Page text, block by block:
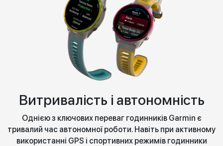
Витривалість і автономність
Однією з ключових переваг годинників Garmin є
тривалий час автономної роботи. Навіть при активному
використанні GPS і спортивних режимів годинники